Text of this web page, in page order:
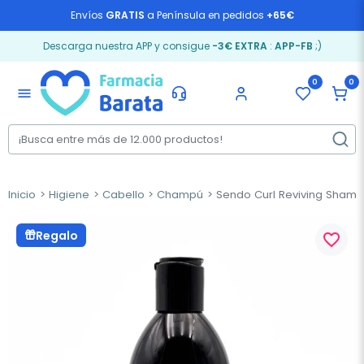
Envíos GRATIS a Península en pedidos +65€
Descarga nuestra APP y consigue -3€ EXTRA: APP-FB ;)
menu
0 0
Inicio Higiene Cabello Champú Sendo Curl Reviving
Regalo favorite_border